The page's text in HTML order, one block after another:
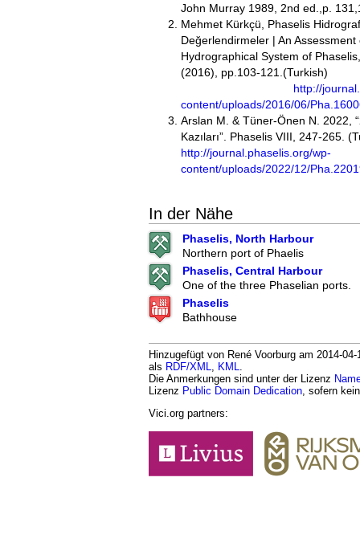
John Murray 1989, 2nd ed.,p.
Mehmet Kürkçü, Phaselis
Değerlendirmeler | An Assessment
Hydrographical System of
(2016), pp.103-
http://
content/uploads/2016/06/
Arslan M. & Tüner-Önen N. 2022,
Kazıları”. Phaselis VIII, 247-265.
http://journal.phaselis.org/wp-
content/uploads/2022/12/
In der Nähe
Phaselis, North Harbour
Northern port of Phaelis
Phaselis, Central Harbour
One of the three Phaselian ports.
Phaselis
Bathhouse
Hinzugefügt von René Voorburg am 2014-
als RDF/XML KML
Die Anmerkungen sind unter der Lizenz
Lizenz Public Domain Dedication , sofern
Vici.org partners: